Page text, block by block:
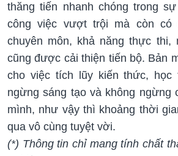
thăng tiến nhanh chóng trong
công việc vượt trội mà còn có
chuyên môn, khả năng thực thi,
cũng được cải thiện tiến bộ. Bản
cho việc tích lũy kiến thức, học
ngừng sáng tạo và không ngừng
mình, như vậy thì khoảng thời
qua vô cùng tuyệt vời.
(*) Thông tin chỉ mang tính chất